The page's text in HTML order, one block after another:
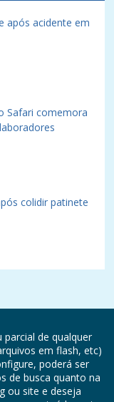
após acidente em
Safari comemora
colidir patinete
de qualquer
em flash, etc)
poderá ser
de busca quanto na
ou site e deseja